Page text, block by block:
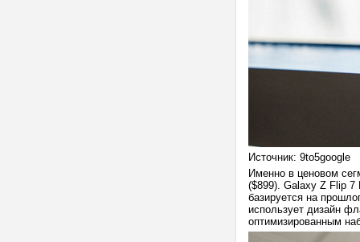
Источник: 9to5google
Именно в ценовом
($899). Galaxy Z Flip 7
базируется на
использует дизайн
оптимизированным